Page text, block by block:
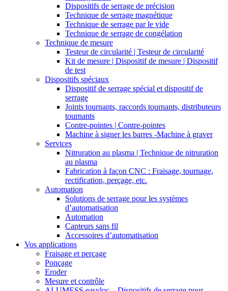
Dispositifs de serrage de précision
Technique de serrage magnétique
Technique de serrage par le vide
Technique de serrage de congélation
Technique de mesure
Testeur de circularité | Testeur de circularité
Kit de mesure | Dispositif de mesure | Dispositif
de test
Dispositifs spéciaux
Dispositif de serrage spécial et dispositif de
serrage
Joints tournants, raccords tournants, distributeurs
tournants
Contre-pointes | Contre-pointes
Machine à signer les barres -Machine à graver
Services
Nitruration au plasma | Technique de nitruration
au plasma
Fabrication à façon CNC : Fraisage, tournage,
rectification, perçage, etc.
Automation
Solutions de serrage pour les systèmes
d’automatisation
Automation
Capteurs sans fil
Accessoires d’automatisation
Vos applications
Fraisage et perçage
Ponçage
Eroder
Mesure et contrôle